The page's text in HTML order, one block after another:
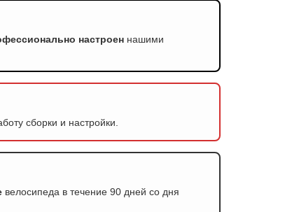
настроен нашими
сборки и настройки.
велосипеда в течение 90 дней со дня